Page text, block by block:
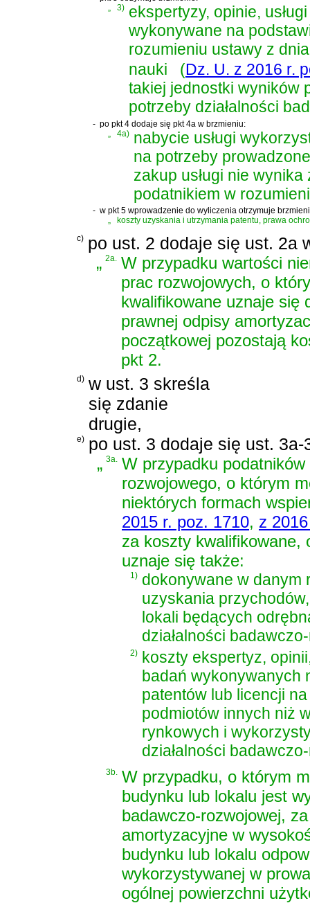
„
3) ekspertyzy, opinie,
wykonywane na
rozumieniu ustawy z
nauki
(Dz. U. z 2016 r.
takiej jednostki wyników
potrzeby działalności
- po pkt 4 dodaje się pkt 4a w brzmieniu:
4a) nabycie usługi
na potrzeby
zakup usługi nie
podatnikiem w
- w pkt 5 wprowadzenie do wyliczenia otrzymuje
„
koszty uzyskania i utrzymania patentu, prawa
c) po ust. 2 dodaje się ust. 2a
„2a. W przypadku wartości
prac rozwojowych, o
kwalifikowane uznaje się
prawnej odpisy
początkowej pozostają
pkt 2.
d) w ust. 3 skreśla
się zdanie
drugie,
e) po ust. 3 dodaje się ust.
„3a. W przypadku
rozwojowego, o którym
niektórych formach
2015 r. poz. 1710, z
za koszty kwalifikowane,
uznaje się także:
1) dokonywane w danym
uzyskania
lokali będących
działalności
2) koszty ekspertyz,
badań wykonywanych
patentów lub licencji
podmiotów innych niż
rynkowych i
działalności
3b.
W przypadku, o którym
budynku lub lokalu jest
badawczo-rozwojowej,
amortyzacyjne w
budynku lub lokalu
wykorzystywanej w
ogólnej powierzchni